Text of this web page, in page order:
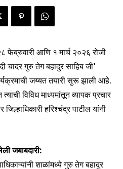
फेब्रुवारी आणि १ मार्च २०२६ रोजी
चादर गुरु तेग बहादुर साहिब जी’
जय्यत तयारी सुरू झाली आहे.
त्याची विविध माध्यमांतून व्यापक प्रचार
हरिश्चंद्र पाटील यांनी
जबाबदारी:
शाळांमध्ये गुरु तेग बहादुर